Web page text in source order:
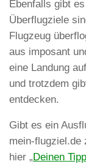
Ebenfalls gibt
Überflugziele
Flugzeug
aus imposant
eine Landung
und trotzdem
entdecken.
Gibt es ein
mein-flugziel.de
hier „ Deinen